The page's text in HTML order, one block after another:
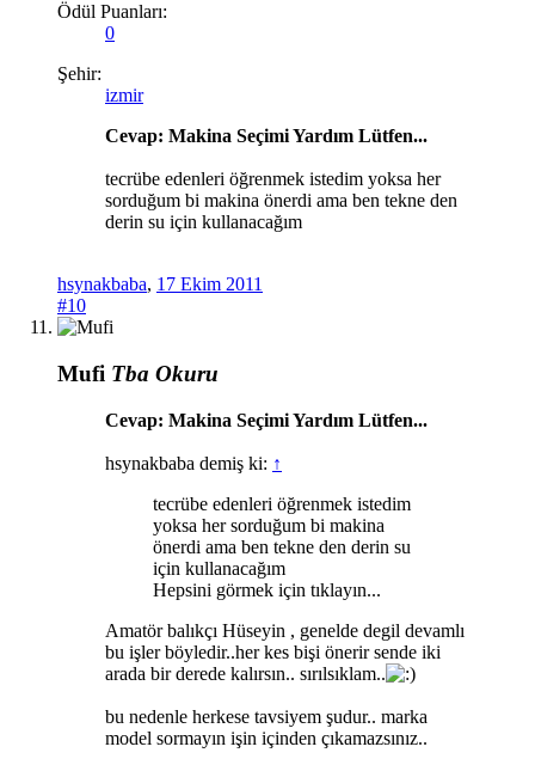
Ödül Puanları:
0
Şehir:
izmir
Cevap: Makina Seçimi Yardım Lütfen...
tecrübe edenleri öğrenmek istedim yoksa her
sorduğum bi makina önerdi ama ben tekne den
derin su için kullanacağım
hsynakbaba, 17 Ekim 2011
#10
Mufi Tba Okuru
Cevap: Makina Seçimi Yardım Lütfen...
hsynakbaba demiş ki: ↑
tecrübe edenleri öğrenmek istedim
yoksa her sorduğum bi makina
önerdi ama ben tekne den derin su
için kullanacağım
Hepsini görmek için tıklayın...
Amatör balıkçı Hüseyin , genelde degil devamlı
bu işler böyledir..her kes bişi önerir sende iki
arada bir derede kalırsın.. sırılsıklam..
bu nedenle herkese tavsiyem şudur.. marka
model sormayın işin içinden çıkamazsınız..